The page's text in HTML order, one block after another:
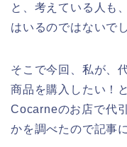
と、考えている人も
はいるのではないで
そこで今回、私が、
商品を購入したい！
Cocarneのお店で代
かを調べたので記事